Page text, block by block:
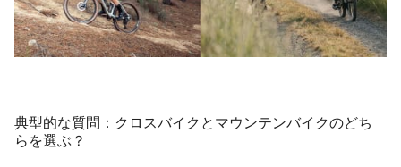
典型的な質問：クロスバイクとマウンテンバイクのどち
らを選ぶ？